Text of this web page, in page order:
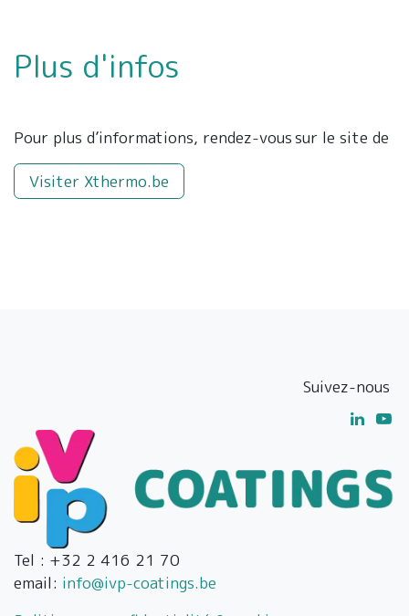
Plus d'infos
Pour plus d’informations, rendez-vous sur le site de
Visiter Xthermo.be
Suivez-nous
Tel : +32 2 416 21 70
email: info@ivp-coatings.be